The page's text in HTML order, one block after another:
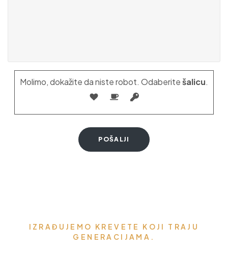
Molimo, dokažite da niste robot. Odaberitešalicu.
IZRAĐUJEMO KREVETE KOJI TRAJU
GENERACIJAMA.